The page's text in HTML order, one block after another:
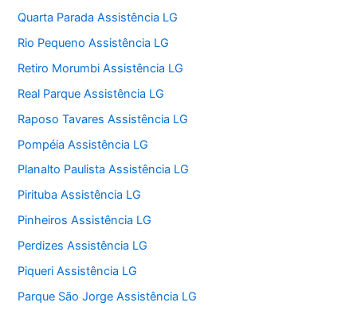
Quarta Parada Assistência LG
Rio Pequeno Assistência LG
Retiro Morumbi Assistência LG
Real Parque Assistência LG
Raposo Tavares Assistência LG
Pompéia Assistência LG
Planalto Paulista Assistência LG
Pirituba Assistência LG
Pinheiros Assistência LG
Perdizes Assistência LG
Piqueri Assistência LG
Parque São Jorge Assistência LG